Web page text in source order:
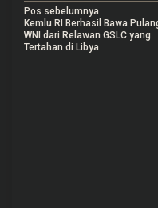
N
a
Pos sebelumnya
Kemlu RI Berhasil Bawa
WNI dari Relawan GSLC yang
Tertahan di Libya